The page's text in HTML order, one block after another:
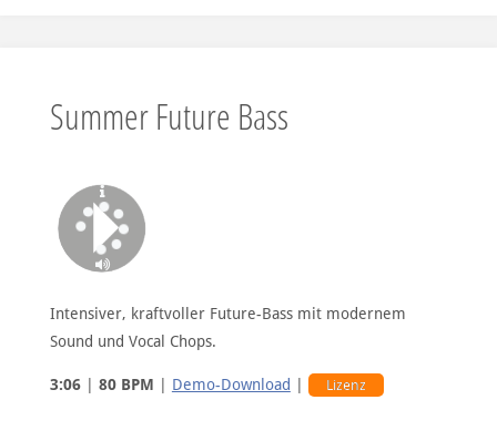
Summer Future Bass
Intensiver, kraftvoller Future-Bass mit modernem
Sound und Vocal Chops.
3:06| 80 BPM Demo-Download Lizenz